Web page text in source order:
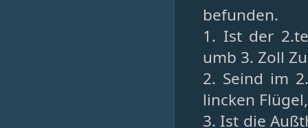
befunden.
1. Ist der
umb 3. Zoll
2. Seind im
lincken
3. Ist die